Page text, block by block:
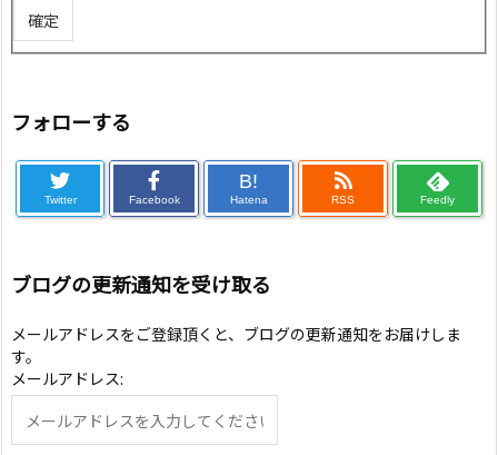
フォローする
Twitter Facebook
B!
Hatena RSS Feedly
ブログの更新通知を受け取る
メールアドレスをご登録頂くと、ブログの更新通知をお届けしま
す。
メールアドレス: